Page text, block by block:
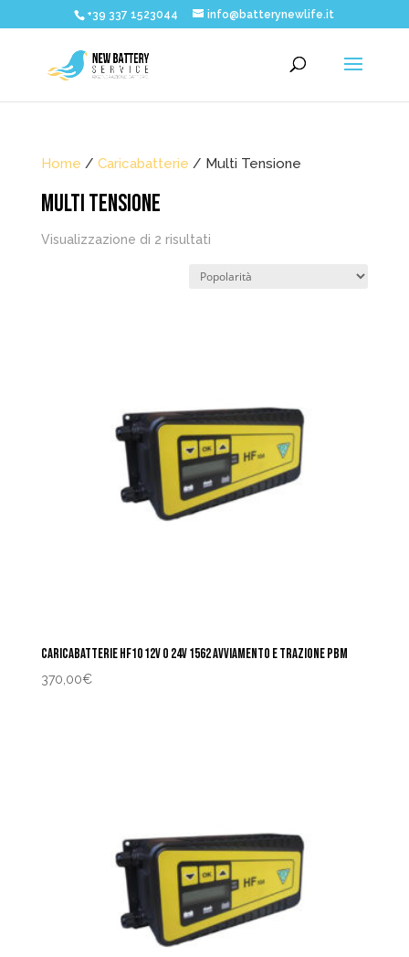
+39 337 1523044 info@batterynewlife.it
Home / Caricabatterie / Multi Tensione
MULTI TENSIONE
Visualizzazione di 2 risultatiPopolarità
CARICABATTERIE HF10 12V O 24V 1562 AVVIAMENTO E TRAZIONE PBM
370,00€